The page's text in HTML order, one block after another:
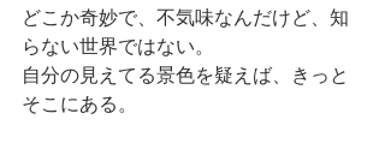
どこか奇妙で、不気味なんだけど、知
らない世界ではない。
自分の見えてる景色を疑えば、きっと
そこにある。